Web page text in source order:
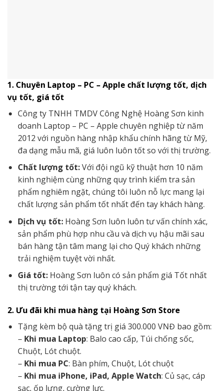
1. Chuyên Laptop – PC – Apple chất lượng tốt, dịch
vụ tốt, giá tốt
Công ty TNHH TMDV Công Nghệ Hoàng Sơn kinh
doanh Laptop – PC – Apple chuyên nghiệp từ năm
2012 với nguồn hàng nhập khẩu chính hãng từ Mỹ,
đa dạng mẫu mã, giá luôn luôn tốt so với thị trường.
Chất lượng tốt:Với đội ngũ kỹ thuật hơn 10 năm
kinh nghiệm cùng những quy trình kiểm tra sản
phẩm nghiêm ngặt, chúng tôi luôn nỗ lực mang lại
chất lượng sản phẩm tốt nhất đến tay khách hàng.
Dịch vụ tốt:Hoàng Sơn luôn luôn tư vấn chính xác,
sản phẩm phù hợp nhu cầu và dịch vụ hậu mãi sau
bán hàng tận tâm mang lại cho Quý khách những
trải nghiệm tuyệt vời nhất.
Giá tốt:Hoàng Sơn luôn có sản phẩm giá Tốt nhất
thị trường tới tận tay quý khách.
2. Ưu đãi khi mua hàng tại Hoàng Sơn Store
Tặng kèm bộ quà tặng trị giá 300.000 VNĐ bao gồm:
– Khi mua Laptop: Balo cao cấp, Túi chống sốc,
Chuột, Lót chuột.
– Khi mua PC: Bàn phím, Chuột, Lót chuột
– Khi mua iPhone, iPad, Apple Watch: Củ sạc, cáp
sạc, ốp lưng, cường lực.